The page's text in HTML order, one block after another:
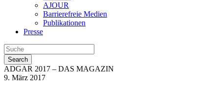
AJOUR
Barrierefreie Medien
Publikationen
Presse
Search
ADGAR 2017 – DAS MAGAZIN
9. März 2017